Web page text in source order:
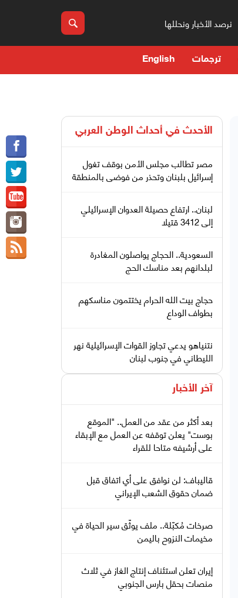
نرصد الأخبار ونحللها
ترجمات English
الأحدث في أحداث الوطن العربي
مصر تطالب مجلس الأمن بوقف تغول
إسرائيل بلبنان وتحذر من فوضى بالمنطقة
لبنان.. ارتفاع حصيلة العدوان الإسرائيلي
إلى 3412 قتيلا
السعودية.. الحجاج يواصلون المغادرة
لبلدانهم بعد مناسك الحج
حجاج بيت الله الحرام يختتمون مناسكهم
بطواف الوداع
نتنياهو يدعي تجاوز القوات الإسرائيلية نهر
الليطاني في جنوب لبنان
آخر الأخبار
بعد أكثر من عقد من العمل.. "الموقع
بوست" يعلن توقفه عن العمل مع الإبقاء
على أرشيفه متاحا للقراء
قاليباف: لن نوافق على أي اتفاق قبل
ضمان حقوق الشعب الإيراني
صرخات مُكبّلة.. ملف يوثّق سير الحياة في
مخيمات النزوح باليمن
إيران تعلن استئناف إنتاج الغاز في ثلاث
منصات بحقل بارس الجنوبي